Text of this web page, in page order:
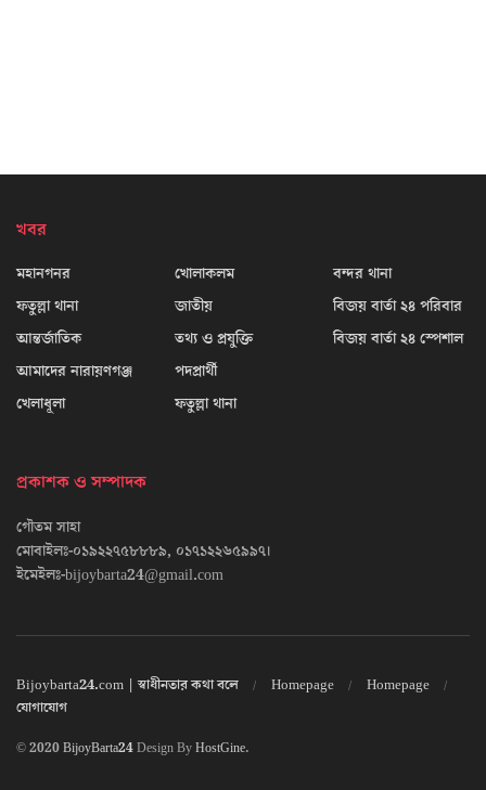
খবর
মহানগনর
ফতুল্লা থানা
আন্তর্জাতিক
আমাদের নারায়ণগঞ্জ
খেলাধূলা
খোলাকলম
জাতীয়
তথ্য ও প্রযুক্তি
পদপ্রার্থী
ফতুল্লা থানা
বন্দর থানা
বিজয় বার্তা ২৪ পরিবার
বিজয় বার্তা ২৪ স্পেশাল
প্রকাশক ও সম্পাদক
গৌতম সাহা
মোবাইলঃ-০১৯২২৭৫৮৮৮৯, ০১৭১২২৬৫৯৯৭।
ইমেইলঃ-bijoybarta24@gmail.com
Bijoybarta24.com | স্বাধীনতার কথা বলে Homepage
Homepage
যোগাযোগ
© 2020BijoyBarta24Design ByHostGine.